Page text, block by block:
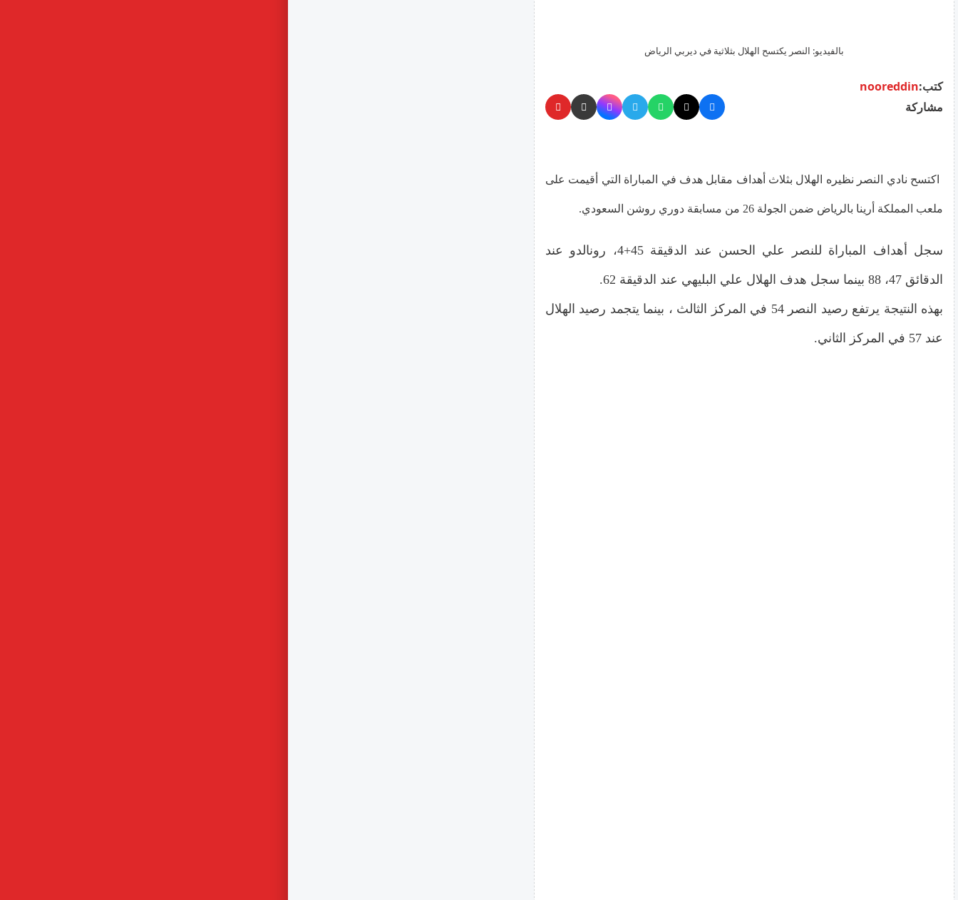
بالفيديو: النصر يكتسح الهلال بثلاثية في ديربي الرياض
كتب:nooreddin
مشاركة
اكتسح نادي النصر نظيره الهلال بثلاث أهداف مقابل هدف في المباراة التي أقيمت على
ملعب المملكة أرينا بالرياض ضمن الجولة 26 من مسابقة دوري روشن السعودي.
سجل أهداف المباراة للنصر علي الحسن عند الدقيقة 45+4، رونالدو عند
الدقائق 47، 88 بينما سجل هدف الهلال علي البليهي عند الدقيقة 62.
بهذه النتيجة يرتفع رصيد النصر 54 في المركز الثالث ، بينما يتجمد رصيد الهلال
عند 57 في المركز الثاني.